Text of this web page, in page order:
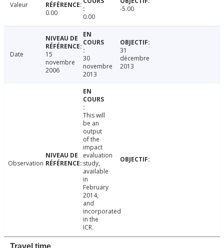
Valeur
0.00
0.00
-5.00
Date
15
novembre
2006
30
novembre
2013
31
décembre
2013
Observation
This will
be an
output
of the
impact
evaluation
study,
available
in
February
2014,
and
incorporated
in the
ICR.